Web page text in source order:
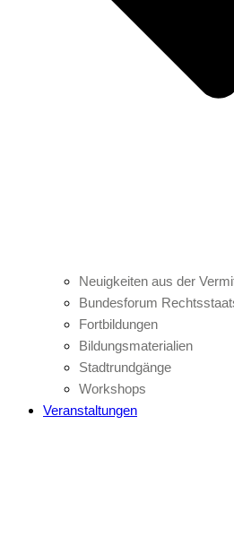
Neuigkeiten aus der
Bundesforum
Fortbildungen
Bildungsmaterialien
Stadtrundgänge
Workshops
Veranstaltungen